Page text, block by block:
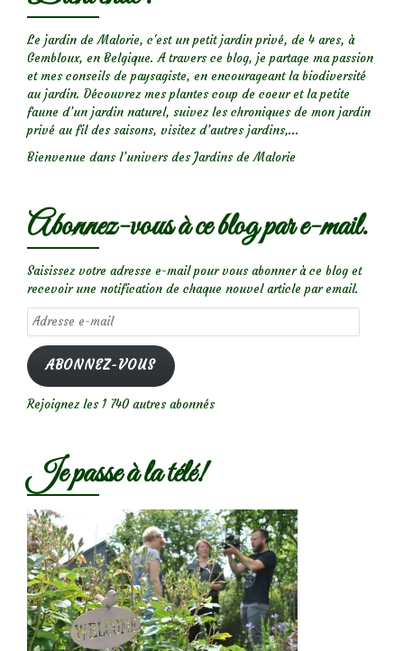
Le jardin de Malorie, c'est un petit jardin privé, de 4 ares, à
Gembloux, en Belgique. A travers ce blog, je partage ma passion
et mes conseils de paysagiste, en encourageant la biodiversité
au jardin. Découvrez mes plantes coup de coeur et la petite
faune d’un jardin naturel, suivez les chroniques de mon jardin
privé au fil des saisons, visitez d’autres jardins,...
Bienvenue dans l’univers des Jardins de Malorie
Abonnez-vous à ce blog par e-mail.
Saisissez votre adresse e-mail pour vous abonner à ce blog et
recevoir une notification de chaque nouvel article par email.
Adresse
e-
mail
ABONNEZ-VOUS
Rejoignez les 1 740 autres abonnés
Je passe à la télé!